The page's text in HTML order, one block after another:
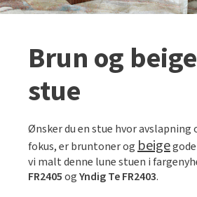
Brun og
stue
Ønsker du en stue hvor avslapning
fokus, er bruntoner ogbeige
vi malt denne lune stuen i
FR2405ogYndig Te FR2403.